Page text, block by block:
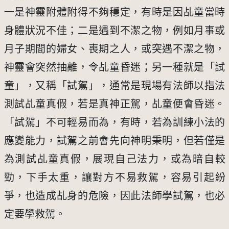
一是神靈附體附得不夠穩定，有時是因乩童當時
身體狀況不佳；二是遇到不潔之物，例如月事或
月子期間的婦女、喪期之人，或突遇不潔之物，
神靈會突然抽離，令乩童昏迷；另一種就是「試
童」，又稱「試駕」，通常是現場有法師以指法
測試乩童真假，若是真神正駕，乩童便會昏迷。
「試駕」不可輕易而為，有時，若為訓練小法的
應變能力，試駕之前會先向神明秉明，但若僅是
為測試乩童真假，展現自己法力，或為暗自較
勁，下手太重，讓對方不易救駕，容易引起紛
爭，也造成乩身的危險，因此法師學試駕，也必
定要學救駕。